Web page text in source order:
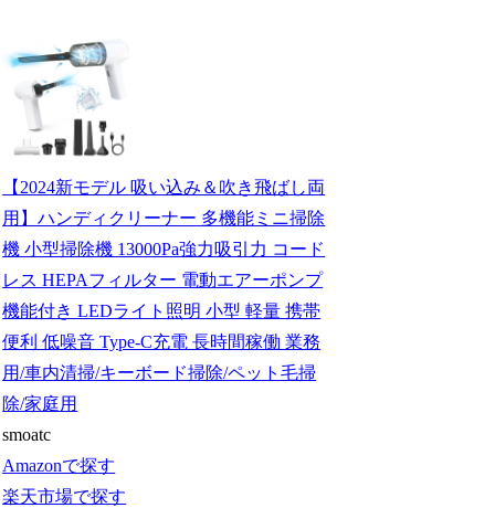
【2024新モデル 吸い込み＆吹き飛ばし両
用】ハンディクリーナー 多機能ミニ掃除
機 小型掃除機 13000Pa強力吸引力 コード
レス HEPAフィルター 電動エアーポンプ
機能付き LEDライト照明 小型 軽量 携帯
便利 低噪音 Type-C充電 長時間稼働 業務
用/車内清掃/キーボード掃除/ペット毛掃
除/家庭用
smoatc
Amazonで探す
楽天市場で探す